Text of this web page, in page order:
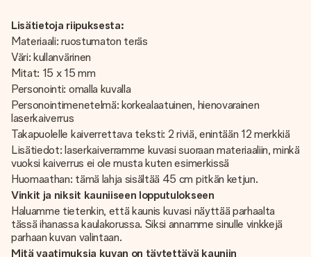
Lisätietoja riipuksesta:
Materiaali: ruostumaton teräs
Väri: kullanvärinen
Mitat: 15 x 15 mm
Personointi: omalla kuvalla
Personointimenetelmä: korkealaatuinen, hienovarainen
laserkaiverrus
Takapuolelle kaiverrettava teksti: 2 riviä, enintään 12 merkkiä
Lisätiedot: laserkaiverramme kuvasi suoraan materiaaliin, minkä
vuoksi kaiverrus ei ole musta kuten esimerkissä
Huomaathan: tämä lahja sisältää 45 cm pitkän ketjun.
Vinkit ja niksit kauniiseen lopputulokseen
Haluamme tietenkin, että kaunis kuvasi näyttää parhaalta
tässä ihanassa kaulakorussa. Siksi annamme sinulle vinkkejä
parhaan kuvan valintaan.
Mitä vaatimuksia kuvan on täytettävä kauniin